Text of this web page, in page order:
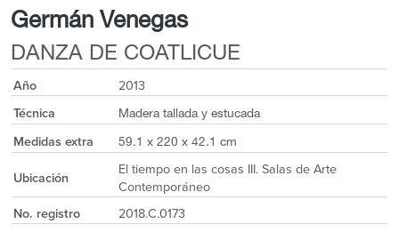
Germán Venegas
DANZA DE COATLICUE
Año
2013
Técnica
Madera tallada y estucada
Medidas extra 59.1 x 220 x 42.1 cm
Ubicación
El tiempo en las cosas III. Salas de Arte
Contemporáneo
No. registro
2018.C.0173